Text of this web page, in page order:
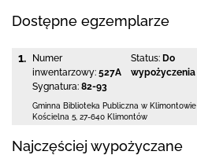
Dostępne egzemplarze
1.
Numer
inwentarzowy: 527A
Sygnatura: 82-93
Status: Do
wypożyczenia
Gminna Biblioteka Publiczna w Klimontowie
Kościelna 5 27-640 Klimontów
Najczęściej wypożyczane